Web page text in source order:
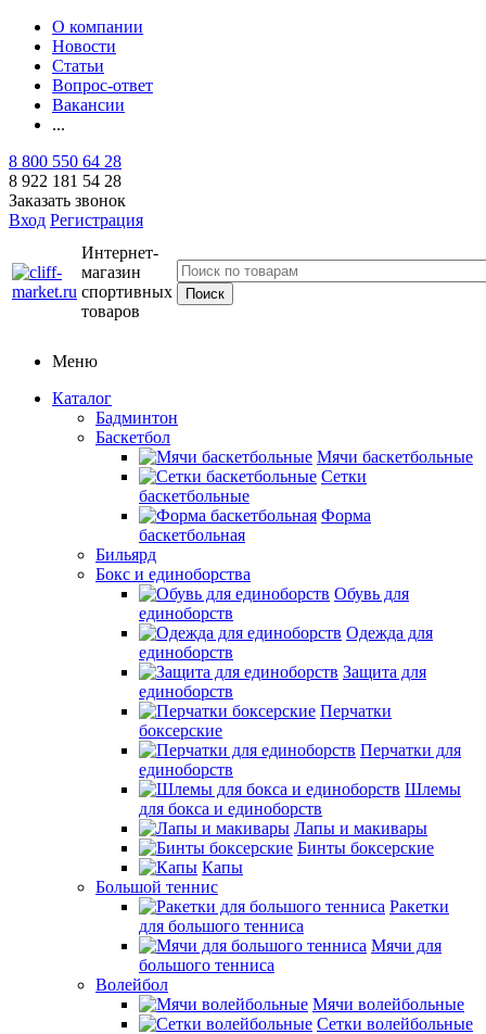
О компании
Новости
Статьи
Вопрос-ответ
Вакансии
...
8 800 550 64 28
8 922 181 54 28
Заказать звонок
Вход Регистрация
Интернет-
магазин
спортивных
товаров
Меню
Каталог
Бадминтон
Баскетбол
Мячи баскетбольные
Сетки
баскетбольные
Форма
баскетбольная
Бильярд
Бокс и единоборства
Обувь для
единоборств
Одежда для
единоборств
Защита для
единоборств
Перчатки
боксерские
Перчатки для
единоборств
Шлемы
для бокса и единоборств
Лапы и макивары
Бинты боксерские
Капы
Большой теннис
Ракетки
для большого тенниса
Мячи для
большого тенниса
Волейбол
Мячи волейбольные
Сетки волейбольные